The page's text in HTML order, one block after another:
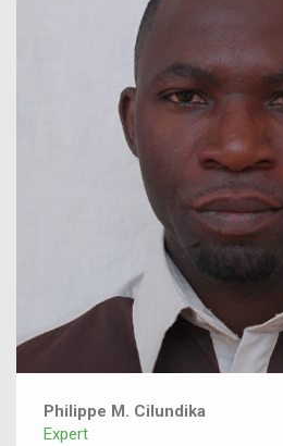
Philippe M. Cilundika
Expert